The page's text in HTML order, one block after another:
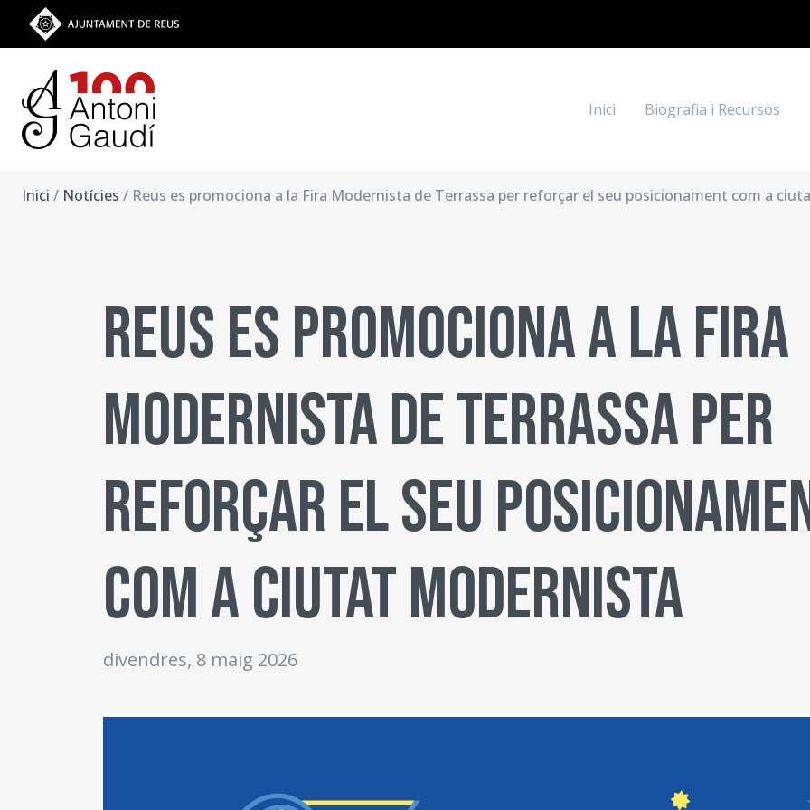
Vés al contingut
Ves a la web de l'Ajuntament de Reus
Navegació
Inici Biografia i Recursos
Inici / Notícies / Reus es promociona a la Fira Modernista de Terrassa per reforçar el seu posicionament com a
Reus es promociona a la Fira
Modernista de Terrassa per
reforçar el seu
com a ciutat modernista
divendres, 8 maig 2026